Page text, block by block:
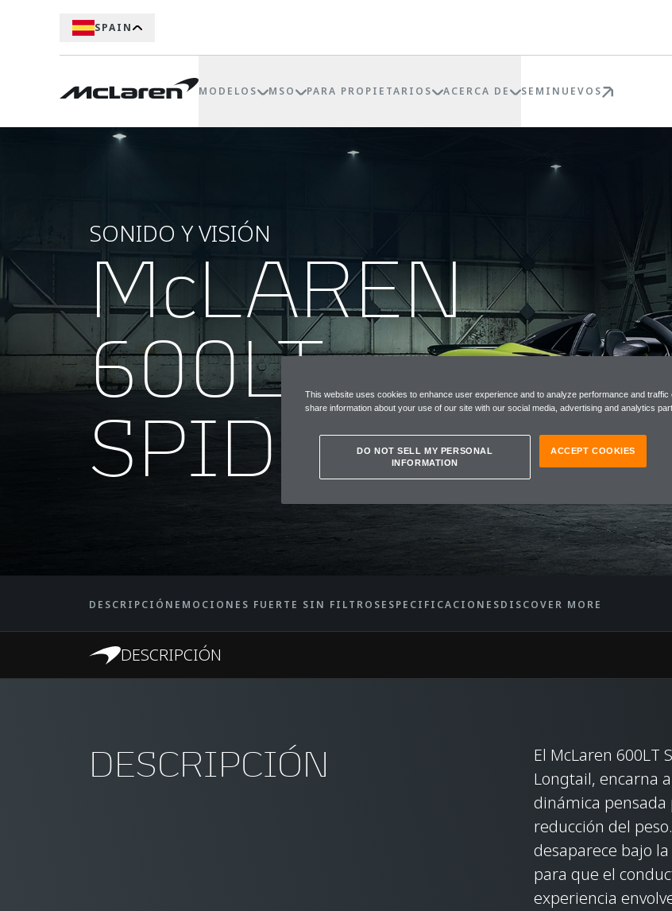
SPAIN
MODELOS MSO PARA PROPIETARIOS ACERCA DE SEMINUEVOS
SONIDO Y VISIÓN
McLAREN
600LT
SPIDER
DESCRIPCIÓN EMOCIONES FUERTE SIN FILTROSESPECIFICACIONESDISCOVER MORE
DESCRIPCIÓN
DESCRIPCIÓN
El McLaren 600LT
Longtail, encarna
dinámica pensada
reducción del
desaparece bajo
para que el
experiencia
This website uses cookies to enhance user experience and to analyze performance and traffic
share information about your use of our site with our social media, advertising and analytics
DO NOT SELL MY PERSONAL
INFORMATION
ACCEPT COOKIES